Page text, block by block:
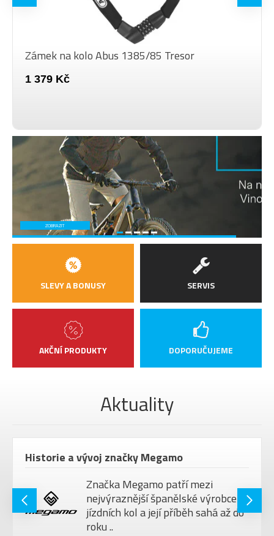
Zámek na kolo Abus 1385/85 Tresor
1 379 Kč
ZOBRAZIT
SLEVY A BONUSY
AKČNÍ PRODUKTY
SERVIS
DOPORUČUJEME
Aktuality
Historie a vývoj značky Megamo
Značka Megamo patří mezi
nejvýraznější španělské výrobce
jízdních kol a její příběh sahá až do
roku ..